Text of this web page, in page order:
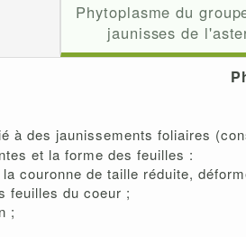
Phytoplasme du
jaunisses de
à des jaunissements foliaires
et la forme des feuilles :
couronne de taille réduite,
feuilles du coeur ;
;